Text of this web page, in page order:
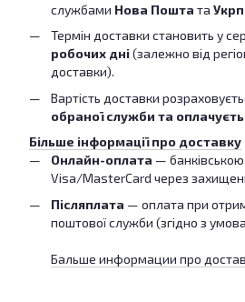
службами Нова Пошта та
Термін доставки становить у
робочих дні(залежно від
доставки).
Вартість доставки
обраної служби та
Більше інформації про доставку
Онлайн-оплата —
Visa/MasterCard через
Післяплата — оплата при
поштової служби (згідно з
Бальше информации про